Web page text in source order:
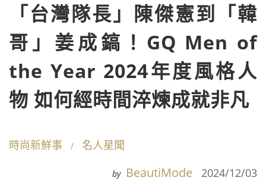
「台灣隊長」陳傑憲到「韓
哥」姜成鎬！GQ Men of
the Year 2024年度風格人
物 如何經時間淬煉成就非凡
時尚新鮮事 名人星聞
by BeautiMode 2024/12/03